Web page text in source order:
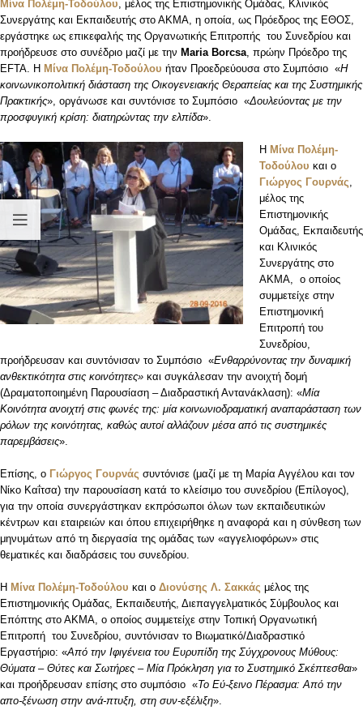
Μίνα Πολέμη-Τοδούλου , μέλος της Επιστημονικής Ομάδας, Κλινικός
Συνεργάτης και Εκπαιδευτής στο ΑΚΜΑ, η οποία, ως Πρόεδρος της ΕΘΟΣ,
εργάστηκε ως επικεφαλής της Οργανωτικής Επιτροπής του Συνεδρίου και
προήδρευσε στο συνέδριο μαζί με την Maria Borcsa , πρώην Πρόεδρο της
EFTA. Η Μίνα Πολέμη-Τοδούλου ήταν Προεδρεύουσα στο Συμπόσιο «Η
κοινωνικοπολιτική διάσταση της Οικογενειακής Θεραπείας και της Συστημικής
Πρακτικής», οργάνωσε και συντόνισε το Συμπόσιο «Δουλεύοντας με την
προσφυγική κρίση: διατηρώντας την ελπίδα».
Η Μίνα Πολέμη-
Τοδούλου και ο
Γιώργος Γουρνάς
μέλος της
Επιστημονικής
Ομάδας, Εκπαιδευτής
και Κλινικός
Συνεργάτης στο
ΑΚΜΑ, ο οποίος
συμμετείχε στην
Επιστημονική
Επιτροπή του
Συνεδρίου,
προήδρευσαν και συντόνισαν το Συμπόσιο «Ενθαρρύνοντας την δυναμική
ανθεκτικότητα στις κοινότητες» και συγκάλεσαν την ανοιχτή δομή
(Δραματοποιημένη Παρουσίαση – Διαδραστική Αντανάκλαση): «Μία
Κοινότητα ανοιχτή στις φωνές της: μία κοινωνιοδραματική αναπαράσταση των
ρόλων της κοινότητας, καθώς αυτοί αλλάζουν μέσα από τις συστημικές
παρεμβάσεις».
Επίσης, ο Γιώργος Γουρνάς συντόνισε (μαζί με τη Μαρία Αγγέλου και τον
Νίκο Καΐτσα) την παρουσίαση κατά το κλείσιμο του συνεδρίου (Επίλογος),
για την οποία συνεργάστηκαν εκπρόσωποι όλων των εκπαιδευτικών
κέντρων και εταιρειών και όπου επιχειρήθηκε η αναφορά και η σύνθεση των
μηνυμάτων από τη διεργασία της ομάδας των «αγγελιοφόρων» στις
θεματικές και διαδράσεις του συνεδρίου.
Η Μίνα Πολέμη-Τοδούλου και ο Διονύσης Λ. Σακκάς μέλος της
Επιστημονικής Ομάδας, Εκπαιδευτής, Διεπαγγελματικός Σύμβουλος και
Επόπτης στο ΑΚΜΑ, ο οποίος συμμετείχε στην Τοπική Οργανωτική
Επιτροπή του Συνεδρίου, συντόνισαν το Βιωματικό/Διαδραστικό
Εργαστήριο: «Από την Ιφιγένεια του Ευρυπίδη της Σύγχρονους Μύθους:
Θύματα – Θύτες και Σωτήρες – Μία Πρόκληση για το Συστημικό Σκέπτεσθαι»
και προήδρευσαν επίσης στο συμπόσιο «Το Εύ-ξεινο Πέρασμα: Από την
απο-ξένωση στην ανά-πτυξη, στη συν-εξέλιξη».